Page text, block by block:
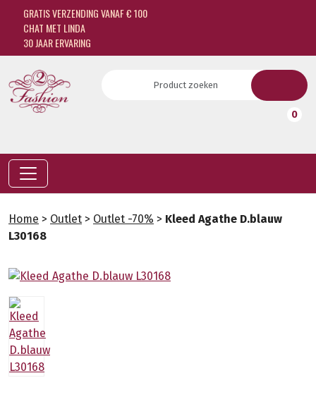
GRATIS VERZENDING VANAF € 100
CHAT MET LINDA
30 JAAR ERVARING
0
Home > Outlet > Outlet -70% > Kleed Agathe D.blauw
L30168